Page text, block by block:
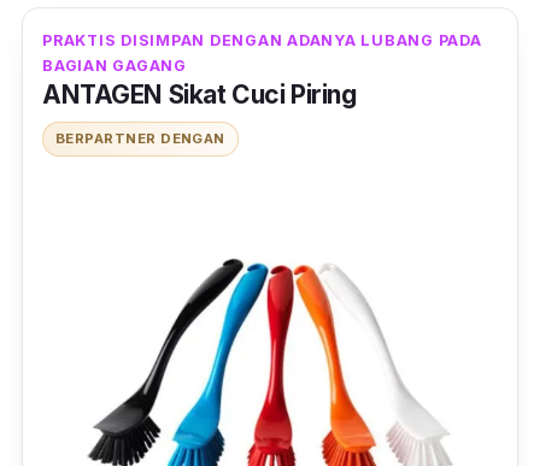
PRAKTIS DISIMPAN DENGAN ADANYA LUBANG PADA
BAGIAN GAGANG
ANTAGEN Sikat Cuci Piring
BERPARTNER DENGAN